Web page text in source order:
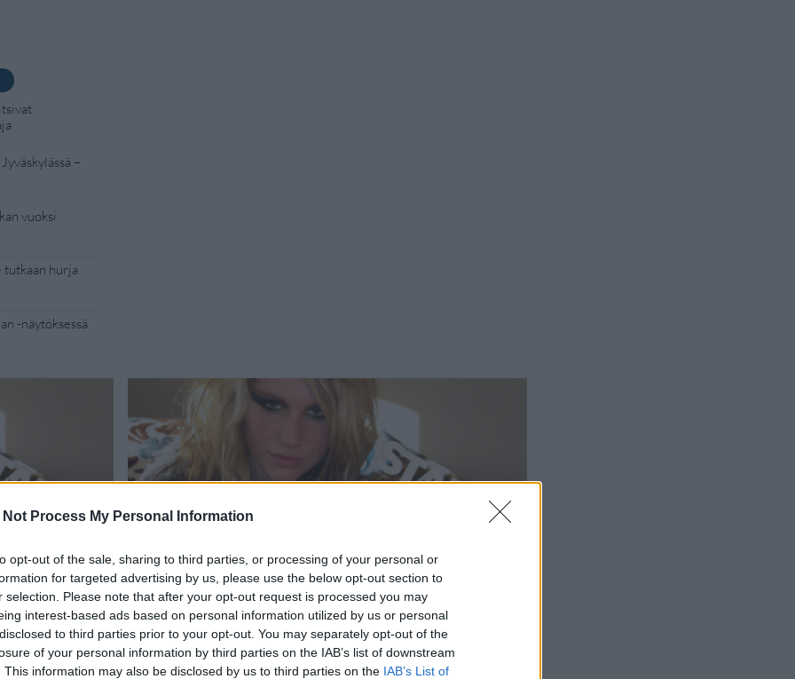
Not Process My Personal Information
opt-out of the sale, sharing to third parties, or processing of your personal or
for targeted advertising by us, please use the below opt-out section to
selection. Please note that after your opt-out request is processed you may
interest-based ads based on personal information utilized by us or personal
to third parties prior to your opt-out. You may separately opt-out of the
of your personal information by third parties on the IAB’s list of downstream
This information may also be disclosed by us to third parties on the IAB’s List of
–
vuoksi
hurja
-näytöksessä
Viihdeuutiset
14.11.2024, 21:00